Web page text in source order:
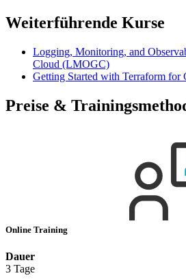
Weiterführende Kurse
Logging, Monitoring, and
Cloud (LMOGC)
Getting Started with Terraform for
Preise &
Online Training
Dauer
3 Tage